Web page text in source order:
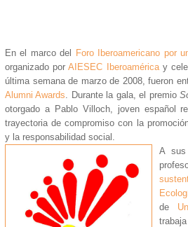
En el marco del Foro Iberoamericano por
organizado porAIESEC Iberoaméricay
última semana de marzo de 2008, fueron
Alumni Awards . Durante la gala, el premio
otorgado a Pablo Villoch, joven español
trayectoria de compromiso con la
y la responsabilidad social.
A sus
de